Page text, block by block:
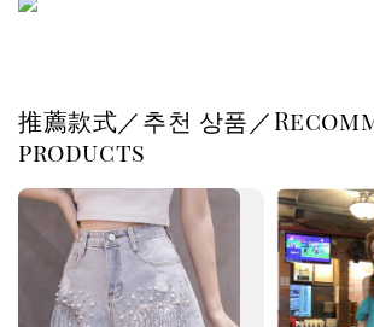
推薦款式／추천 상품／
products